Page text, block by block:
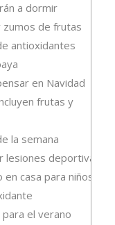
a dormir
de frutas
antioxidantes
en Navidad
frutas y
la semana
deportivas
casa para niños
el verano